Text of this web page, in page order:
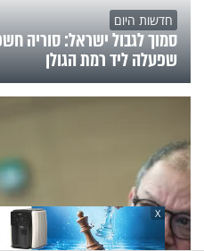
חדשות היום
סמוך לגבול ישראל: סוריה
שפעלה ליד רמת הגולן
X